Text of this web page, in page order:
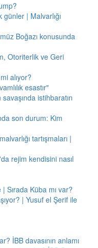
| Malvarlığı
Boğazı konusunda
Otoriterlik ve Geri
alıyor?
esastır"
istihbaratın
son durum: Kim
tartışmaları |
rejim kendisini nasıl
Sırada Küba mı var?
| Yusuf el Şerif ile
İBB davasının anlamı